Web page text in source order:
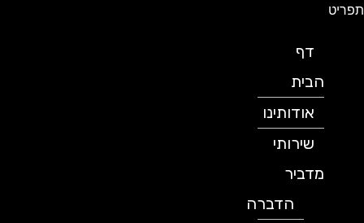
תפריט
דף
הבית
אודותינו
שירותי
מדביר
הדברה